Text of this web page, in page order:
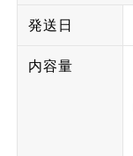
発送日
内容量